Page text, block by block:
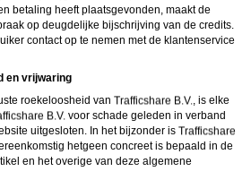
betaling heeft plaatsgevonden, maakt de
op deugdelijke bijschrijving van de credits.
contact op te nemen met de klantenservice
en vrijwaring
roekeloosheid van
, is elke
voor schade geleden in verband
uitgesloten. In het bijzonder is
hetgeen concreet is bepaald in de
en het overige van deze algemene